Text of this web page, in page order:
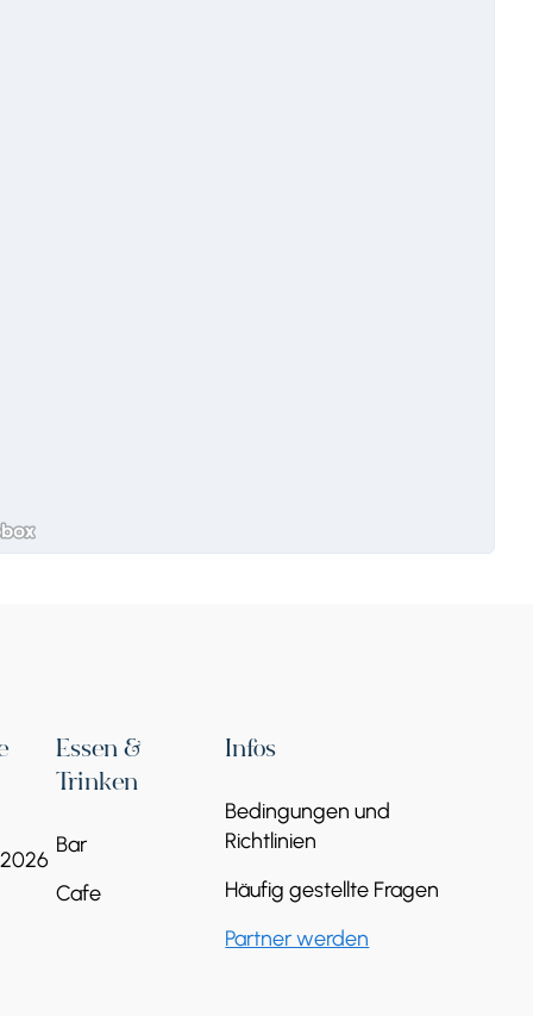
Essen &
Trinken
Bar
Cafe
Infos
Bedingungen und
Richtlinien
Häufig gestellte Fragen
Partner werden